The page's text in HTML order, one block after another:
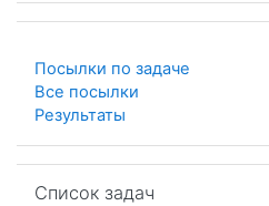
Посылки по задаче
Все посылки
Результаты
Список задач